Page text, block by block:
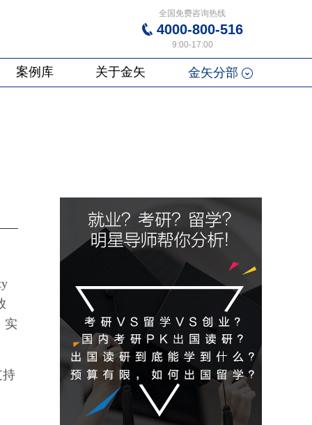
全国免费咨询热线
4000-800-516
9:00-17:00
案例库 关于金矢 金矢分部
实
持